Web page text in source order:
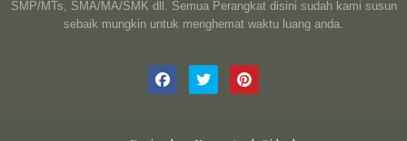
SMP/MTs, SMA/MA/SMK dll. Semua Perangkat disini sudah kami susun
sebaik mungkin untuk menghemat waktu luang anda.